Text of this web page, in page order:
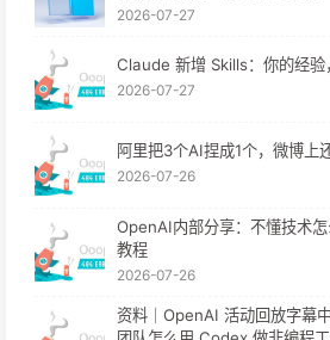
2026-07-27
Claude 新增 Skills：你的经验
2026-07-27
阿里把3个AI捏成1个，微博上
2026-07-26
OpenAI内部分享：不懂技术
教程
2026-07-26
资料｜OpenAI 活动回放字幕